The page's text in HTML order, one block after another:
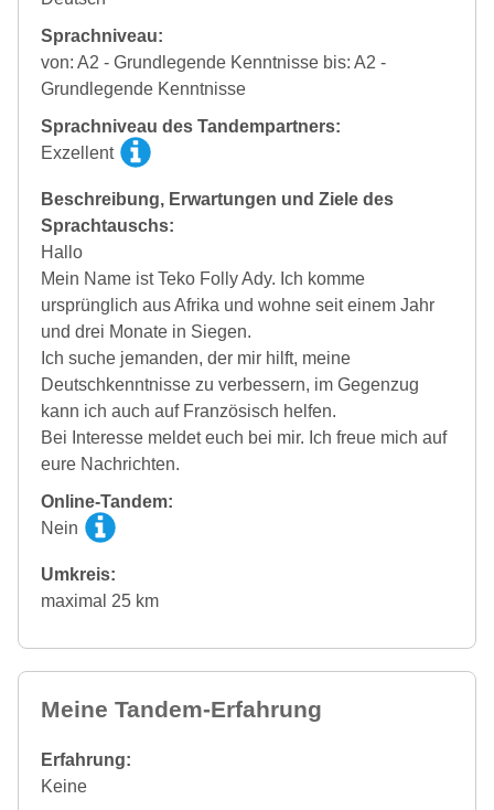
Sprachniveau:
von: A2 - Grundlegende Kenntnisse bis: A2 -
Grundlegende Kenntnisse
Sprachniveau des Tandempartners:
Exzellent
Beschreibung, Erwartungen und Ziele des
Sprachtauschs:
Hallo
Mein Name ist Teko Folly Ady. Ich komme
ursprünglich aus Afrika und wohne seit einem Jahr
und drei Monate in Siegen.
Ich suche jemanden, der mir hilft, meine
Deutschkenntnisse zu verbessern, im Gegenzug
kann ich auch auf Französisch helfen.
Bei Interesse meldet euch bei mir. Ich freue mich auf
eure Nachrichten.
Online-Tandem:
Nein
Umkreis:
maximal 25 km
Meine Tandem-Erfahrung
Erfahrung:
Keine